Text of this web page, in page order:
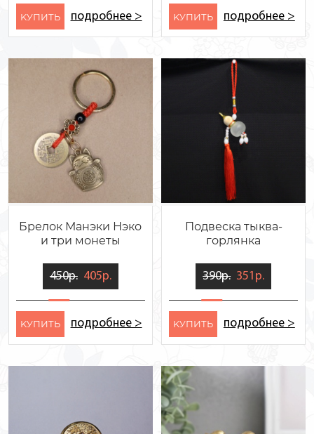
KУПИТЬ подробнее > KУПИТЬ подробнее >
Брелок Манэки Нэко
и три монеты
450р. 405р.
KУПИТЬ подробнее >
Подвеска тыква-
горлянка
390р. 351р.
KУПИТЬ подробнее >